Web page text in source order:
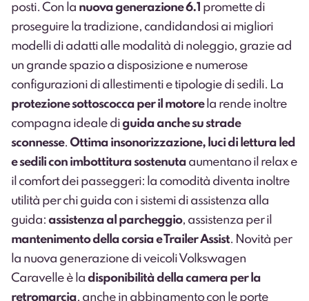
posti. Con la nuova generazione 6.1 promette di
proseguire la tradizione, candidandosi ai migliori
modelli di adatti alle modalità di noleggio, grazie ad
un grande spazio a disposizione e numerose
configurazioni di allestimenti e tipologie di sedili. La
protezione sottoscocca per il motorela rende inoltre
compagna ideale diguida anche su strade
sconnesse. Ottima insonorizzazione, luci di lettura led
e sedili con imbottitura sostenuta aumentano il relax e
il comfort dei passeggeri: la comodità diventa inoltre
utilità per chi guida con i sistemi di assistenza alla
guida: assistenza al parcheggio, assistenza per il
mantenimento della corsia e Trailer Assist. Novità per
la nuova generazione di veicoli Volkswagen
Caravelle è la disponibilità della camera per la
retromarcia, anche in abbinamento con le porte